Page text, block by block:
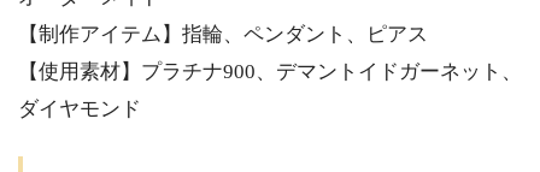
【制作アイテム】指輪、ペンダント、ピアス
【使用素材】プラチナ900、デマントイドガーネット、
ダイヤモンド